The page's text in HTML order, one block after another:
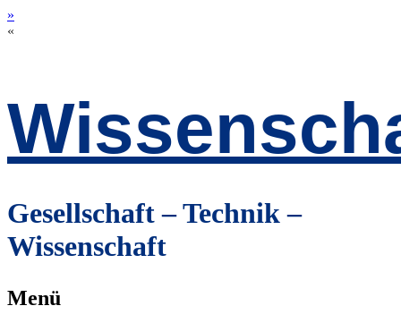
»
«
Gesellschaft – Technik –
Wissenschaft
Menü